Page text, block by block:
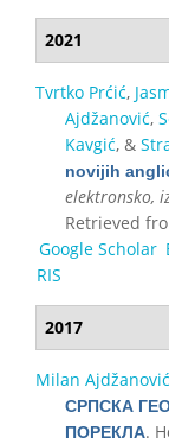
2021
Tvrtko Prćić,
Ajdžanović,
Kavgić, &
novijih
elektronsko,
Retrieved
Google Scholar
RIS
2017
Milan Ajdžanović
СРПСКА
ПОРЕКЛА.